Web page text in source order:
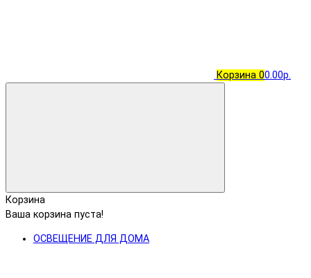
Корзина 00.00р.
Корзина
Ваша корзина пуста!
ОСВЕЩЕНИЕ ДЛЯ ДОМА